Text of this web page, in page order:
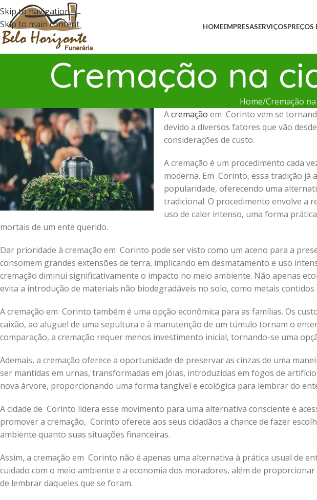
Skip to navigation
Skip to main content
HOMEEMPRESASERVIÇOSPREÇOS
Cremação na
Home Cremação
Acremação em Corinto vem se
devido a diversos fatores que vão
considerações de custo.
A cremação é um procedimento cada
moderna. Em Corinto, essa tradição já
popularidade, oferecendo uma
tradicional. O procedimento envolve a
uso de calor intenso, uma forma
mortais de um ente querido.
Dar prioridade à cremação em Corinto pode ser visto como um aceno para a
consomem grandes extensões de terra, implicando em desmatamento e uso
cremação diminui significativamente o impacto no meio ambiente. Não apenas
evita a introdução de materiais não biodegradáveis no solo, como metais contidos
A cremação em Corinto também é uma opção econômica para as famílias. Os
caixão, ao aluguel de uma sepultura e à manutenção de um túmulo tornam o
comparação, a cremação requer menos investimento inicial, tornando-se uma
Ademais, a cremação oferece a oportunidade de preservar as cinzas de uma
ser mantidas em urnas, transformadas em jóias, introduzidas em fogos de
nova árvore, proporcionando uma forma tangível e ecológica para lembrar do
A cidade de Corinto lidera esse movimento para uma alternativa consciente e
promover a cremação, Corinto oferece aos seus cidadãos a chance de fazer
ambiente quanto suas situações financeiras.
Assim, a cremação em Corinto não é apenas uma alternativa à prática usual de
cuidado com o meio ambiente e a economia dos moradores, além de
de lembrar daqueles que se foram.